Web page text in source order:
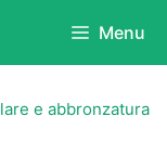
Menu
e abbronzatura